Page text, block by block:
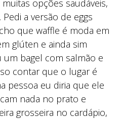
opções saudáveis,
a versão de eggs
que waffle é moda em
glúten e ainda sim
um bagel com salmão e
contar que o lugar é
pessoa eu diria que ele
nada no prato e
grosseira no cardápio,